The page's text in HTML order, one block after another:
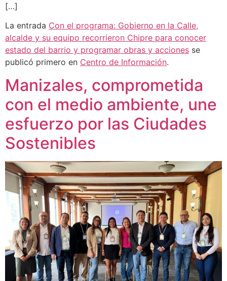
[…]
La entrada Con el programa: Gobierno en la Calle,
alcalde y su equipo recorrieron Chipre para conocer
estado del barrio y programar obras y acciones se
publicó primero en Centro de Información.
Manizales, comprometida
con el medio ambiente, une
esfuerzo por las Ciudades
Sostenibles